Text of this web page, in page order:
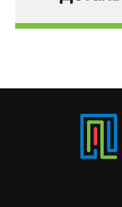
помилку,
синхронізації.
боятися», є
неправдивим.
без жодного
події, помилку